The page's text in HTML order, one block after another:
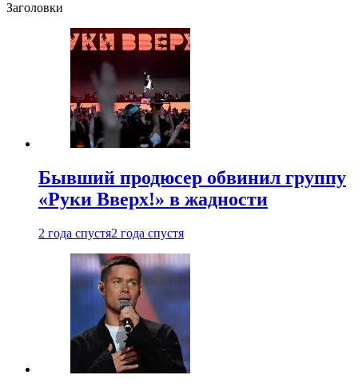
Заголовки
Бывший продюсер обвинил группу
«Руки Вверх!» в жадности
2 года спустя2 года спустя